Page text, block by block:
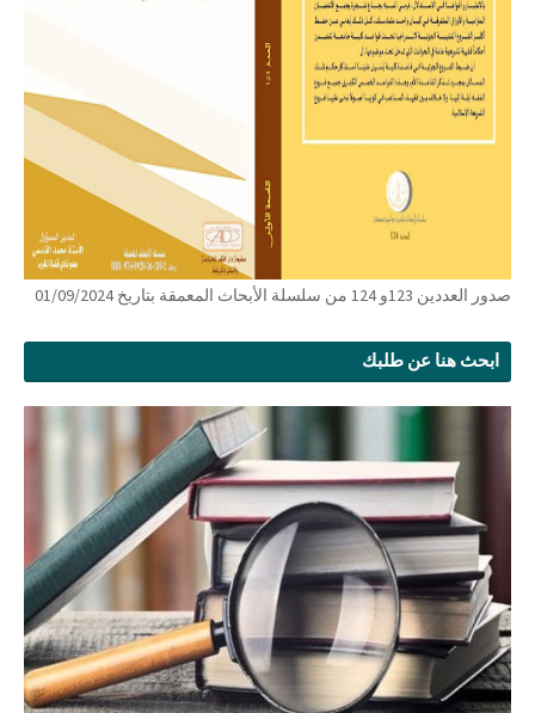
صدور العددين 123و 124 من سلسلة الأبحاث المعمقة بتاريخ 01/09/2024
ابحث هنا عن طلبك